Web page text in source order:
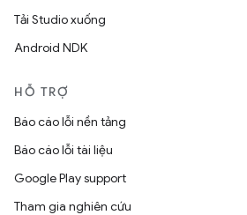
Tải Studio xuống
Android NDK
HỖ TRỢ
Báo cáo lỗi nền tảng
Báo cáo lỗi tài liệu
Google Play support
Tham gia nghiên cứu